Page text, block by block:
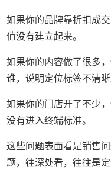
如果你的品牌靠折扣成
值没有建立起来。
如果你的内容做了很多
谁，说明定位标签不清晰
如果你的门店开了不少
没有进入终端标准。
这些问题表面看是销售
题，往深处看，往往是